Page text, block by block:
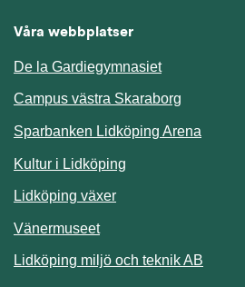
Våra webbplatser
De la Gardiegymnasiet
Campus västra Skaraborg
Sparbanken Lidköping Arena
Kultur i Lidköping
Lidköping växer
Vänermuseet
Lidköping miljö och teknik AB